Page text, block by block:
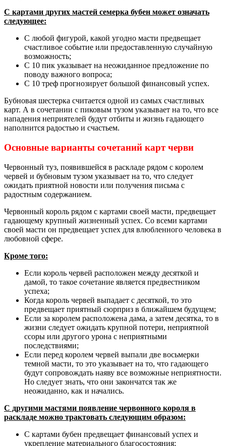
С картами других мастей семерка бубен может означать
следующее:
С любой фигурой, какой угодно масти предвещает
счастливое событие или предоставленную случайную
возможность;
С 10 пик указывает на неожиданное предложение по
поводу важного вопроса;
С 10 треф прогнозирует большой финансовый успех.
Бубновая шестерка считается одной из самых счастливых
карт. А в сочетании с пиковым тузом указывает на то, что все
нападения неприятелей будут отбиты и жизнь гадающего
наполнится радостью и счастьем.
Основные варианты сочетаний карт черви
Червонный туз, появившейся в раскладе рядом с королем
червей и бубновым тузом указывает на то, что следует
ожидать приятной новости или получения письма с
радостным содержанием.
Червонный король рядом с картами своей масти, предвещает
гадающему крупный жизненный успех. Со всеми картами
своей масти он предвещает успех для влюбленного человека в
любовной сфере.
Кроме того:
Если король червей расположен между десяткой и
дамой, то такое сочетание является предвестником
успеха;
Когда король червей выпадает с десяткой, то это
предвещает приятный сюрприз в ближайшем будущем;
Если за королем расположена дама, а затем десятка, то в
жизни следует ожидать крупной потери, неприятной
ссоры или другого урона с неприятными
последствиями;
Если перед королем червей выпали две восьмерки
темной масти, то это указывает на то, что гадающего
будут сопровождать наяву все возможные неприятности.
Но следует знать, что они закончатся так же
неожиданно, как и начались.
С другими мастями появление червонного короля в
раскладе можно трактовать следующим образом:
С картами бубен предвещает финансовый успех и
укрепление материального благосостояния;